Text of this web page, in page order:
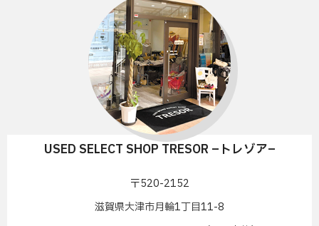
USED SELECT SHOP TRESOR –トレゾア–
〒520-2152
滋賀県大津市月輪1丁目11-8